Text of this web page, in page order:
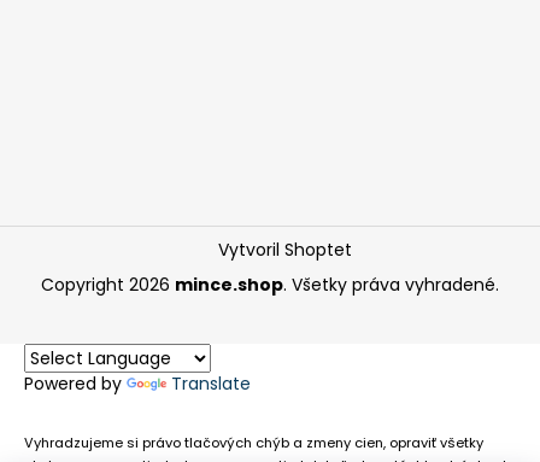
Vytvoril Shoptet
Copyright 2026 mince.shop. Všetky práva vyhradené.
Powered by Translate
Vyhradzujeme si právo tlačových chýb a zmeny cien, opraviť všetky